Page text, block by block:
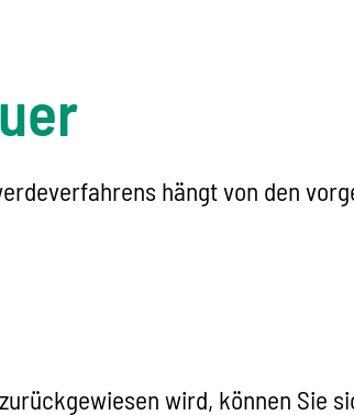
hängt von den
wird, können Sie